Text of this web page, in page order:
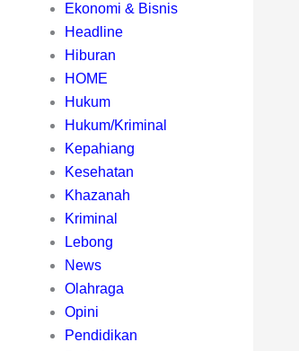
Ekonomi & Bisnis
Headline
Hiburan
HOME
Hukum
Hukum/Kriminal
Kepahiang
Kesehatan
Khazanah
Kriminal
Lebong
News
Olahraga
Opini
Pendidikan